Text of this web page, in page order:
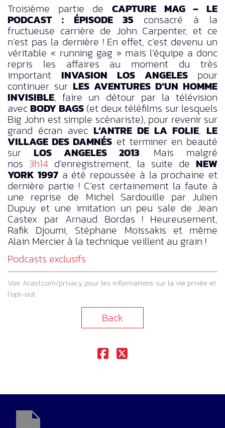
Troisième partie de CAPTURE MAG – LE
PODCAST : ÉPISODE 35 consacré à la
fructueuse carrière de John Carpenter, et ce
n’est pas la dernière ! En effet, c’est devenu un
véritable « running gag » mais l’équipe a donc
repris les affaires au moment du très
important INVASION LOS ANGELES pour
continuer sur LES AVENTURES D’UN HOMME
INVISIBLE, faire un détour par la télévision
avecBODY BAGS(et deux téléfilms sur lesquels
Big John est simple scénariste), pour revenir sur
grand écran avec L’ANTRE DE LA FOLIE, LE
VILLAGE DES DAMNÉS et terminer en beauté
sur LOS ANGELES 2013. Mais malgré
nos 3h14 d’enregistrement, la suite de NEW
YORK 1997a été repoussée à la prochaine et
dernière partie ! C’est certainement la faute à
une reprise de Michel Sardouille par Julien
Dupuy et une imitation un peu sale de Jean
Castex par Arnaud Bordas ! Heureusement,
Rafik Djoumi, Stéphane Moïssakis et même
Alain Mercier à la technique veillent au grain !
Podcasts exclusifs
Voir Acast.com/privacy pour les informations sur la vie privée et
l’opt-out.
Back